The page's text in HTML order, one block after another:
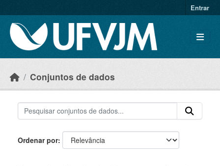
Entrar
Conjuntos de dados
Ordenar por